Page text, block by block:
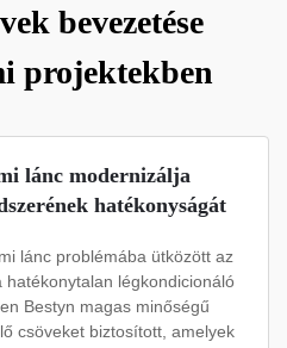
bevezetése
projektekben
lánc modernizálja
hatékonyságát
lánc problémába ütközött az
légkondicionáló
Bestyn magas minőségű
csöveket biztosított, amelyek